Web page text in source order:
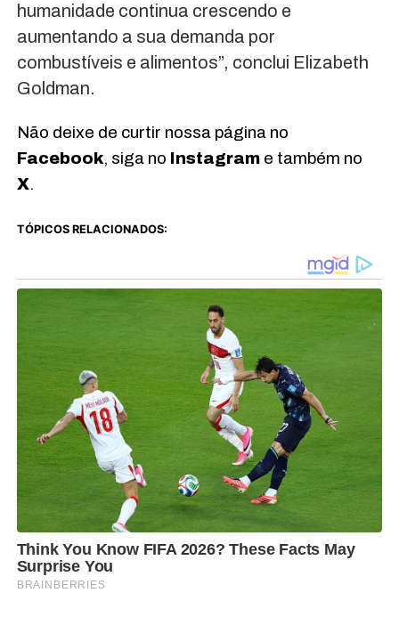
humanidade continua crescendo e
aumentando a sua demanda por
combustíveis e alimentos”, conclui Elizabeth
Goldman.
Não deixe de curtir nossa página no
Facebook, siga no Instagrame também no
X.
TÓPICOS RELACIONADOS: